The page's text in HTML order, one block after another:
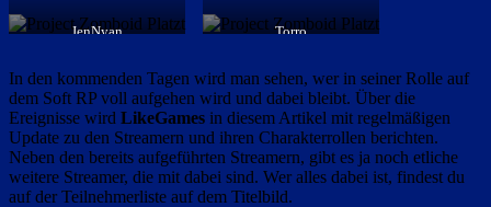
JenNyan Torro
In den kommenden Tagen wird man sehen, wer in seiner Rolle auf
dem Soft RP voll aufgehen wird und dabei bleibt. Über die
Ereignisse wird LikeGames in diesem Artikel mit regelmäßigen
Update zu den Streamern und ihren Charakterrollen berichten.
Neben den bereits aufgeführten Streamern, gibt es ja noch etliche
weitere Streamer, die mit dabei sind. Wer alles dabei ist, findest du
auf der Teilnehmerliste auf dem Titelbild.